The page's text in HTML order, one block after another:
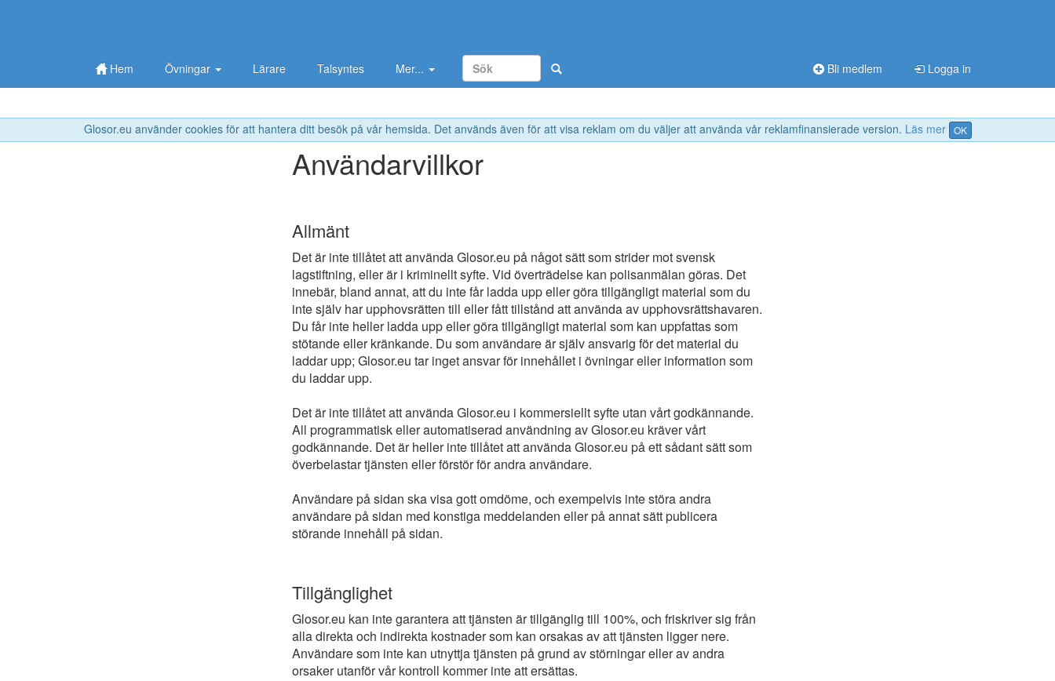
Glosor.eu använder cookies för att hantera ditt besök på vår hemsida. Det används även för att visa reklam om du väljer att använda vår reklamfinansierade version. Läs mer OK
Hem Övningar Lärare Talsyntes Mer... Bli medlem Logga in
Användarvillkor
Allmänt
Det är inte tillåtet att använda Glosor.eu på något sätt som strider mot svensk
lagstiftning, eller är i kriminellt syfte. Vid överträdelse kan polisanmälan göras. Det
innebär, bland annat, att du inte får ladda upp eller göra tillgängligt material som du
inte själv har upphovsrätten till eller fått tillstånd att använda av upphovsrättshavaren.
Du får inte heller ladda upp eller göra tillgängligt material som kan uppfattas som
stötande eller kränkande. Du som användare är själv ansvarig för det material du
laddar upp; Glosor.eu tar inget ansvar för innehållet i övningar eller information som
du laddar upp.
Det är inte tillåtet att använda Glosor.eu i kommersiellt syfte utan vårt godkännande.
All programmatisk eller automatiserad användning av Glosor.eu kräver vårt
godkännande. Det är heller inte tillåtet att använda Glosor.eu på ett sådant sätt som
överbelastar tjänsten eller förstör för andra användare.
Användare på sidan ska visa gott omdöme, och exempelvis inte störa andra
användare på sidan med konstiga meddelanden eller på annat sätt publicera
störande innehåll på sidan.
Tillgänglighet
Glosor.eu kan inte garantera att tjänsten är tillgänglig till 100%, och friskriver sig från
alla direkta och indirekta kostnader som kan orsakas av att tjänsten ligger nere.
Användare som inte kan utnyttja tjänsten på grund av störningar eller av andra
orsaker utanför vår kontroll kommer inte att ersättas.